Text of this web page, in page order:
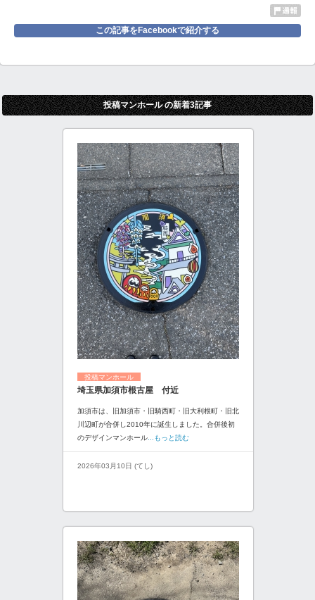
この記事をFacebookで紹介する
投稿マンホール の新着3記事
投稿マンホール
埼玉県加須市根古屋 付近
加須市は、旧加須市・旧騎西町・旧大利根町・旧北
川辺町が合併し2010年に誕生しました。合併後初
のデザインマンホール ...もっと読む
2026年03月10日 (てし)